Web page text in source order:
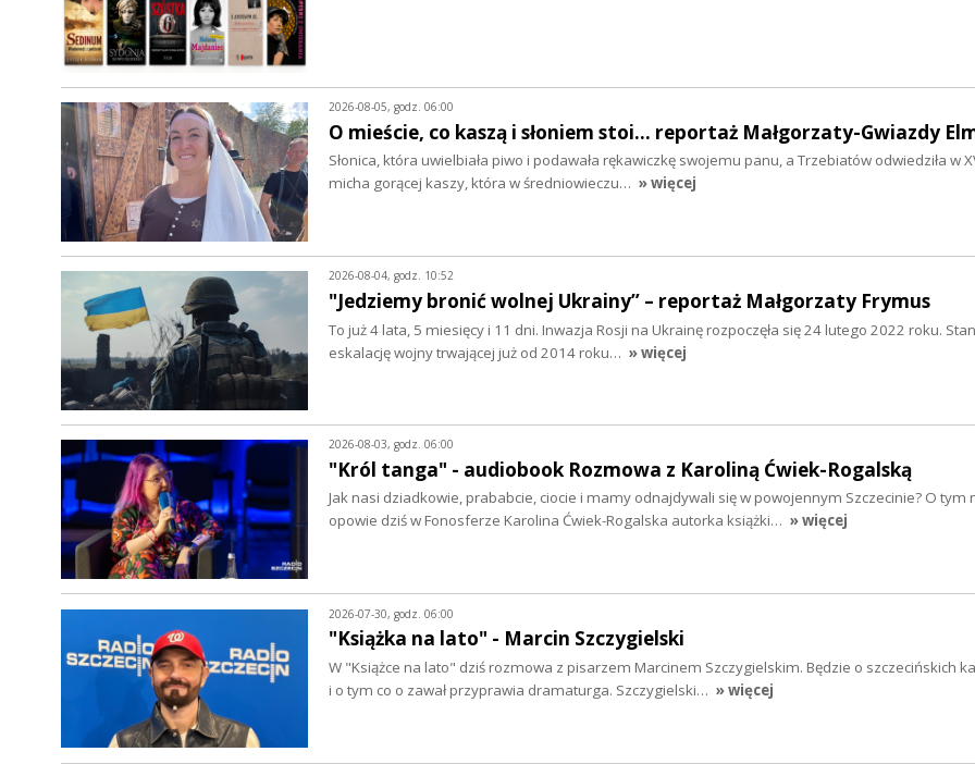
2026-08-05, godz. 06:00
O mieście, co kaszą i słoniem stoi... reportaż Małgorzaty-Gwiazdy
Słonica, która uwielbiała piwo i podawała rękawiczkę swojemu panu, a Trzebiatów odwiedziła w
micha gorącej kaszy, która w średniowieczu… » więcej
2026-08-04, godz. 10:52
"Jedziemy bronić wolnej Ukrainy” – reportaż Małgorzaty Frymus
To już 4 lata, 5 miesięcy i 11 dni. Inwazja Rosji na Ukrainę rozpoczęła się 24 lutego 2022 roku.
eskalację wojny trwającej już od 2014 roku… » więcej
2026-08-03, godz. 06:00
"Król tanga" - audiobook Rozmowa z Karoliną Ćwiek-Rogalską
Jak nasi dziadkowie, prababcie, ciocie i mamy odnajdywali się w powojennym Szczecinie? O tym
opowie dziś w Fonosferze Karolina Ćwiek-Rogalska autorka książki… » więcej
2026-07-30, godz. 06:00
"Książka na lato" - Marcin Szczygielski
W "Książce na lato" dziś rozmowa z pisarzem Marcinem Szczygielskim. Będzie o szczecińskich
i o tym co o zawał przyprawia dramaturga. Szczygielski… » więcej